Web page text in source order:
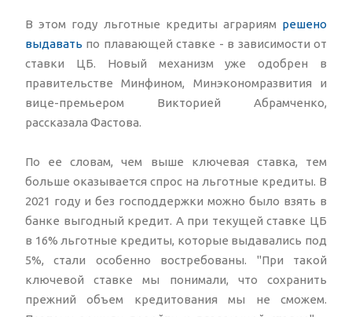
В этом году льготные кредиты аграриям решено
выдавать по плавающей ставке - в зависимости от
ставки ЦБ. Новый механизм уже одобрен в
правительстве Минфином, Минэкономразвития и
вице-премьером Викторией Абрамченко,
рассказала Фастова.
По ее словам, чем выше ключевая ставка, тем
больше оказывается спрос на льготные кредиты. В
2021 году и без господдержки можно было взять в
банке выгодный кредит. А при текущей ставке ЦБ
в 16% льготные кредиты, которые выдавались под
5%, стали особенно востребованы. "При такой
ключевой ставке мы понимали, что сохранить
прежний объем кредитования мы не сможем.